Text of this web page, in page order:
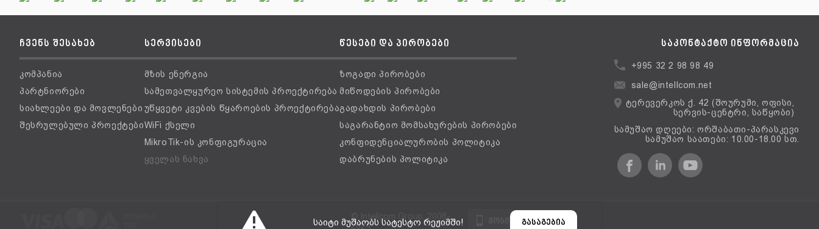
ჩვენს შესახებ
კომპანია
პარტნიორები
სიახლეები და მოვლენები
შესრულებული პროექტები
სერვისები
მზის ენერგია
სამეთვალყურეო სისტემის პროექტირება
უწყვეტი კვების წყაროების პროექტირება
WiFi ქსელი
MikroTik-ის კონფიგურაცია
ყველას ნახვა
წესები და პირობები
ზოგადი პირობები
მიწოდების პირობები
გადახდის პირობები
საგარანტიო მომსახურების პირობები
კონფიდენციალურობის პოლიტიკა
დაბრუნების პოლიტიკა
საკონტაქტო ინფორმაცია
+995 32 2 98 98 49
sale@intellcom.net
ტერევერკოს ქ. 42 (შოურუმი, ოფისი,
სერვის-ცენტრი, საწყობი)
სამუშაო დღეები: ორშაბათი-პარასკევი
სამუშაო საათები: 10.00-18.00 სთ.
2024
მობილური ვერსია
საიტი მუშაობს სატესტო რეჟიმში! გასაგებია